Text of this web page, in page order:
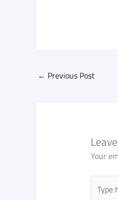
← Previous Post
Your